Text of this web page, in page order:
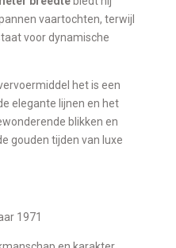
vaartochten, terwijl
voor dynamische
het is een
elegante lijnen en het
blikken en
gouden tijden van luxe
1971